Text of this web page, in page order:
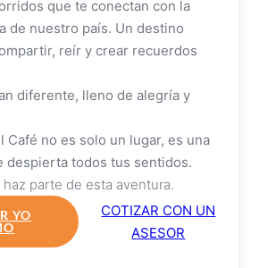
que te conectan con la
de nuestro país. Un destino
reír y crear recuerdos
diferente, lleno de alegría y
Café no es solo un lugar, es una
despierta todos tus sentidos.
parte de esta aventura.
YO
COTIZAR CON UN
ASESOR